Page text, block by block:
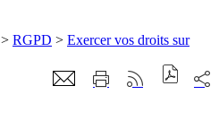
> RGPD > Exercer vos droits sur